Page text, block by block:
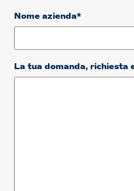
Nome azienda*
La tua domanda, richiesta